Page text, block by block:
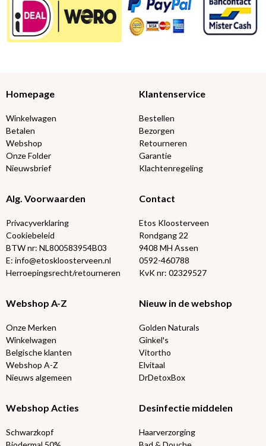
Homepage
Winkelwagen
Betalen
Webshop
Onze Folder
Nieuwsbrief
Klantenservice
Bestellen
Bezorgen
Retourneren
Garantie
Klachtenregeling
Alg. Voorwaarden
Privacyverklaring
Cookiebeleid
BTW nr: NL800583954B03
E: info@etoskloosterveen.nl
Herroepingsrecht/retourneren
Contact
Etos Kloosterveen
Rondgang 22
9408 MH Assen
0592-460788
KvK nr: 02329527
Webshop A-Z
Onze Merken
Winkelwagen
Belgische klanten
Webshop A-Z
Nieuws algemeen
Nieuw in de webshop
Golden Naturals
Ginkel's
Vitortho
Elvitaal
DrDetoxBox
Webshop Acties
Schwarzkopf
Desinfectie middelen
Haarverzorging